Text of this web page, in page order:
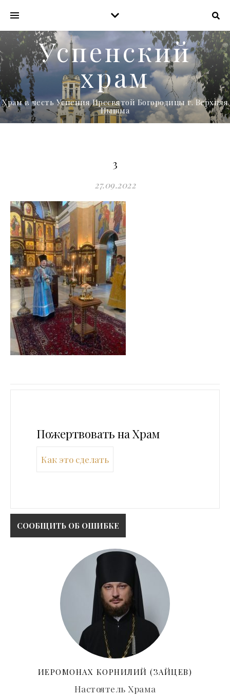
Успенский
храм
Храм в честь Успения Пресвятой Богородицы г. Верхняя
Пышма
3
27.09.2022
Пожертвовать на Храм
Как это сделать
ИЕРОМОНАХ КОРНИЛИЙ (ЗАЙЦЕВ)
Настоятель Храма